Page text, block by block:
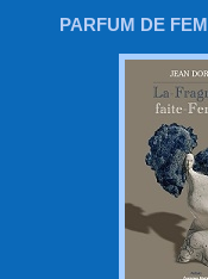
PARFUM DE